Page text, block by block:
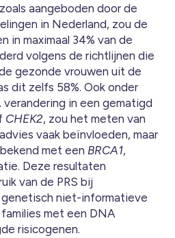
aangeboden door de
in Nederland, zou de
in maximaal 34% van de
volgens de richtlijnen die
gezonde vrouwen uit de
dit zelfs 58%. Ook onder
in een gematigd
CHEK2, zou het meten van
vaak beïnvloeden, maar
met een BRCA1,
Deze resultaten
van de PRS bij
niet-informatieve
met een DNA
risicogenen.